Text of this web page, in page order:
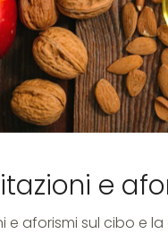
e
e aforismi sul cibo e